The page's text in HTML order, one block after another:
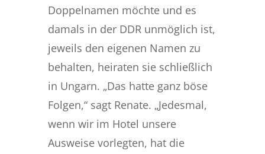
Doppelnamen möchte und es
damals in der DDR unmöglich ist,
jeweils den eigenen Namen zu
behalten, heiraten sie schließlich
in Ungarn. „Das hatte ganz böse
Folgen,“ sagt Renate. „Jedesmal,
wenn wir im Hotel unsere
Ausweise vorlegten, hat die